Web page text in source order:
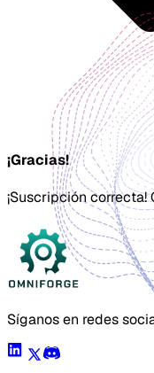
¡Gracias!
¡Suscripción
Síganos en redes